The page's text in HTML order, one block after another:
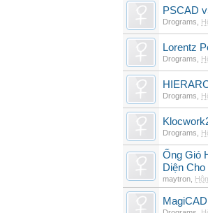
PSCAD
Drograms
Lorentz
Drograms
Drograms
Drograms
Ống Gió
Diện
maytron